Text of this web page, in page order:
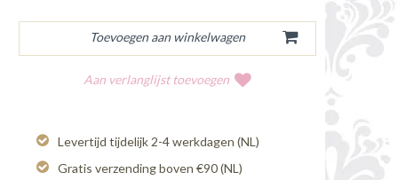
Aan verlanglijst toevoegen
Levertijd tijdelijk 2-4 werkdagen (NL)
Gratis verzending boven €90 (NL)